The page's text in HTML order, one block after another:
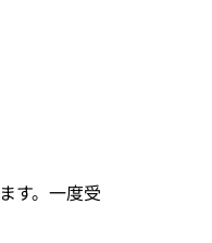
す。一度受